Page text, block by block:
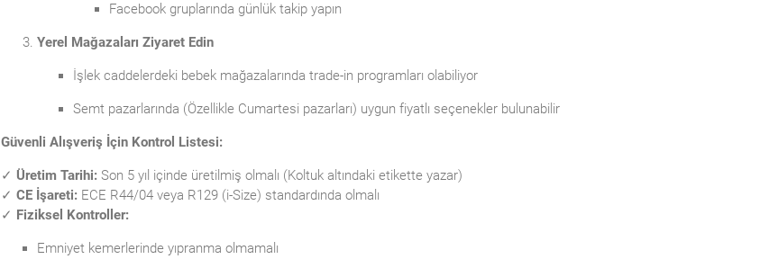
Facebook gruplarında günlük takip yapın
Yerel Mağazaları Ziyaret Edin
İşlek caddelerdeki bebek mağazalarında trade-in programları olabiliyor
Semt pazarlarında (Özellikle Cumartesi pazarları) uygun fiyatlı seçenekler bulunabilir
Güvenli Alışveriş İçin Kontrol Listesi:
✓ Üretim Tarihi: Son 5 yıl içinde üretilmiş olmalı (Koltuk altındaki etikette yazar)
✓ CE İşareti: ECE R44/04 veya R129 (i-Size) standardında olmalı
✓ Fiziksel Kontroller:
Emniyet kemerlerinde yıpranma olmamalı